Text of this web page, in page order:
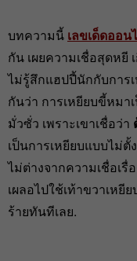
บทความนี้ เลขเด็ดออน
กัน เผยความเชื่อสุดหยี
ไม่รู้สึกแฮปปี้นักกับการ
กันว่า การเหยียบขี้หมา
มั่วซั่ว เพราะเขาเชื่อว่า
เป็นการเหยียบแบบไม่
ไม่ต่างจากความเชื่อเ
เผลอไปใช้เท้าขวาเหยี
ร้ายทันทีเลย.